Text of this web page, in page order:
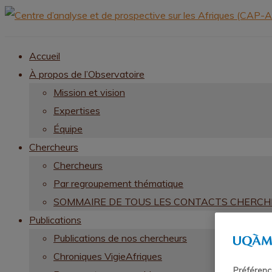
Accueil
À propos de l’Observatoire
Mission et vision
Expertises
Équipe
Chercheurs
Chercheurs
Par regroupement thématique
SOMMAIRE DE TOUS LES CONTACTS
Publications
Publications de nos chercheurs
Chroniques VigieAfriques